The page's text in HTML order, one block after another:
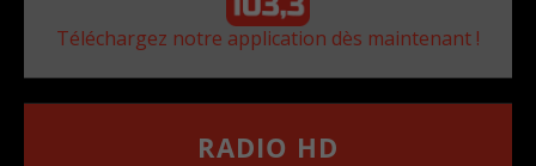
Téléchargez notre application dès maintenant !
RADIO HD